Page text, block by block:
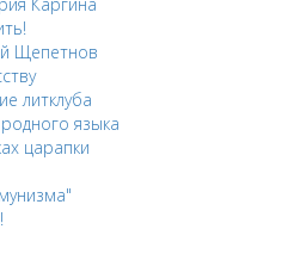
Щепетнов
литклуба
языка
царапки